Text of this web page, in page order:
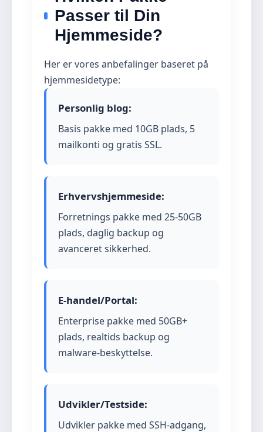
Passer til Din
Hjemmeside?
Her er vores anbefalinger baseret på
hjemmesidetype:
Personlig blog:
Basis pakke med 10GB plads, 5
mailkonti og gratis SSL.
Erhvervshjemmeside:
Forretnings pakke med 25-50GB
plads, daglig backup og
avanceret sikkerhed.
E-handel/Portal:
Enterprise pakke med 50GB+
plads, realtids backup og
malware-beskyttelse.
Udvikler/Testside:
Udvikler pakke med SSH-adgang,